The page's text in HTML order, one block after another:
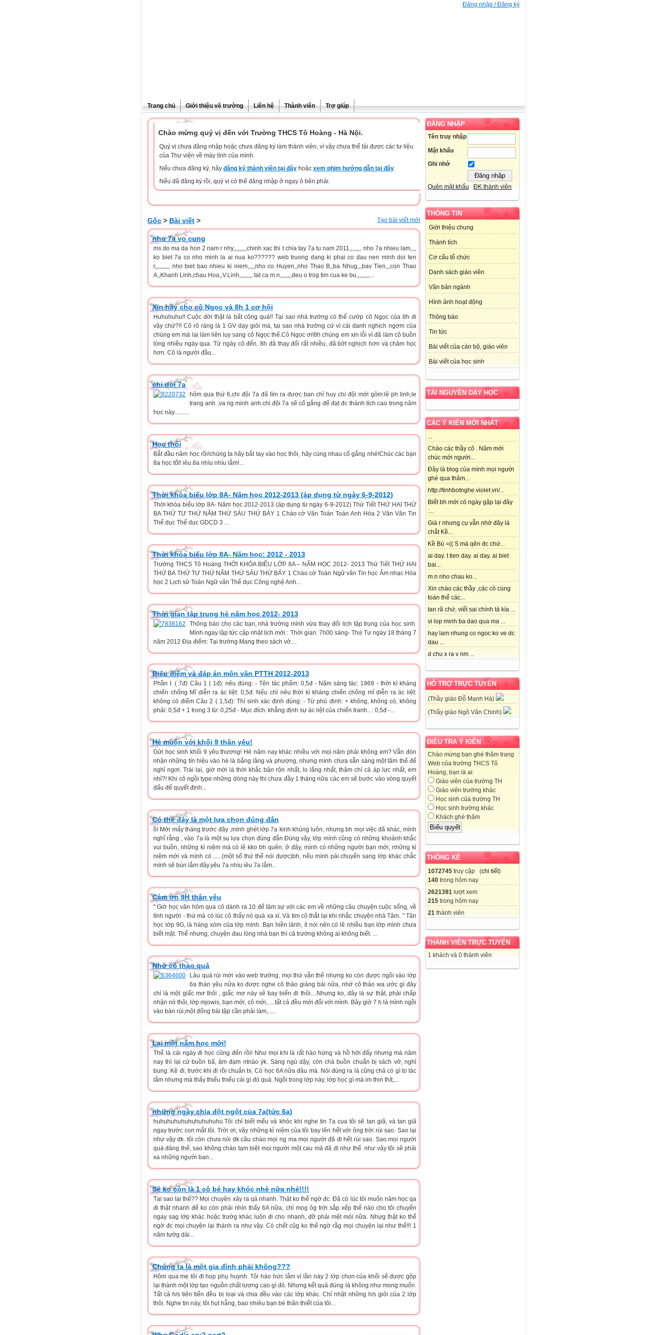
Đăng nhập / Đăng ký
Trang chủ Giới thiệu về trường Liên hệ Thành viên Trợ giúp
ĐĂNG NHẬP
Tên truy nhập
Mật khẩu
Ghi nhớ
Quên mật khẩu ĐK thành viên
THÔNG TIN
Giới thiệu chung
Thành tích
Cơ cấu tổ chức
Danh sách giáo viên
Văn bản ngành
Hình ảnh hoạt động
Thông báo
Tin tức
Bài viết của cán bộ, giáo viên
Bài viết của học sinh
TÀI NGUYÊN DẠY HỌC
CÁC Ý KIẾN MỚI NHẤT
...
Chào các thầy cô . Năm mới
chúc mới người...
Đây là blog của mình mọi người
ghé qua thăm...
http://tinhbotnghe.violet.vn/...
Biết bh mới có ngày gặp lại đây
:...
Già r nhưng cụ vẫn nhớ đây là
chắt Kề...
Kề Bù =(( S mà qên đc chứ...
ai day. t tien day. ai day. ai biet
bai...
m.n nho chau ko...
Xin chào các thầy ,các cô cùng
toàn thể các...
tan rã chứ, viết sai chính tả kìa ...
vi lop minh ba dao qua ma ...
hay lam nhung co ngoc ko ve dc
dau ...
d chu x ra v nm ...
HỖ TRỢ TRỰC TUYẾN
(Thầy giáo Đỗ Mạnh Hà)
(Thầy giáo Ngô Văn Chinh)
ĐIỀU TRA Ý KIẾN
Chào mừng bạn ghé thăm trang
Web của trường THCS Tô
Hoàng, bạn là ai:
Giáo viên của trường TH
Giáo viên trường khác
Học sinh của trường TH
Học sinh trường khác
Khách ghé thăm
THỐNG KÊ
1072745 truy cập (chi tiết)
140 trong hôm nay
2621391 lượt xem
215 trong hôm nay
21 thành viên
THÀNH VIÊN TRỰC TUYẾN
1 khách và 0 thành viên
Chào mừng quý vị đến với Trường THCS Tô Hoàng - Hà Nội.
Quý vị chưa đăng nhập hoặc chưa đăng ký làm thành viên, vì vậy chưa thể tải được các tư liệu
của Thư viện về máy tính của mình.
Nếu chưa đăng ký, hãy đăng ký thành viên tại đây hoặc xem phim hướng dẫn tại đây
Nếu đã đăng ký rồi, quý vị có thể đăng nhập ở ngay ô bên phải.
Gốc > Bài viết > Tạo bài viết mới
nho 7a vo cung
ms do ma da hon 2 nam r nhy,,,,,,,,,chinh xac thi t chia tay 7a tu nam 2011,,,,,,,, nho 7a nhieu lam,,,,
ko biet 7a co nho minh la ai nua ko?????? web truong dang ki phai co dau nen minh doi ten
r,,,,,,,,,, nho biet bao nhieu ki niem,,,,,nho co Huyen,,nho Thao B,,ba Nhug,,,bav Tien,,,con Thao
A,,Khanh Linh,chau Hoa,,V.Linh,,,,,,,,, tat ca m.n,,,,,,,,deu o trog tim cua ke bu,,,,,,,,,...
Xin hãy cho cô Ngọc và 8h 1 cơ hội
Huhuhuhu!! Cuộc đời thật là bất công quá!! Tại sao nhà trường có thể cướp cô Ngọc của 8h đi
vậy chứ?!! Cô rõ ràng là 1 GV dạy giỏi mà, tại sao nhà trường cứ vì cái danh nghịch ngợm của
chúng em mà lại làm liên lụy sang cô Ngọc thế.Cô Ngọc ơi!8h chúng em xin lỗi vì đã làm cô buồn
lòng nhiều ngày qua. Từ ngày cô đến, 8h đã thay đổi rất nhiều, đã bớt nghịch hơn và chăm học
hơn. Cô là người đầu...
chi doi 7a
hôm qua thứ 6,chi đội 7a đã tìm ra được ban chỉ huy chi đội mới gôm:lê ph linh,le
trang anh ,va ng minh anh.chi đội 7a sẽ cố gắng để đạt đc thành tích cao trong năm
học này..........
Học thôi
Bắt đầu năm học rồi!chúng ta hãy bắt tay vào học thôi, hãy cùng nhau cố gắng nhé!Chúc các bạn
8a học tốt! iêu 8a nhìu nhìu lắm!...
Thời khóa biểu lớp 8A- Năm học 2012-2013 (áp dụng từ ngày 6-9-2012)
Thời khóa biểu lớp 8A- Năm học 2012-2013 (áp dụng từ ngày 6-9-2012) Thứ Tiết THỨ HAI THỨ
BA THỨ TƯ THỨ NĂM THỨ SÁU THỨ BẢY 1 Chào cờ Văn Toán Toán Anh Hóa 2 Văn Văn Tin
Thể dục Thể dục GDCD 3 ...
Thời khóa biểu lớp 8A- Năm học: 2012 - 2013
Trường THCS Tô Hoàng THỜI KHÓA BIỂU LỚP 8A – NĂM HỌC 2012- 2013 Thứ Tiết THỨ HAI
THỨ BA THỨ TƯ THỨ NĂM THỨ SÁU THỨ BẢY 1 Chào cờ Toán Ngữ văn Tin học Âm nhạc Hóa
học 2 Lịch sử Toán Ngữ văn Thể dục Công nghệ Anh...
Thời gian tập trung hè năm học 2012- 2013
Thông báo cho các bạn, nhà trường mình vừa thay đổi lịch tập trung của học sinh.
Mình ngay lập tức cập nhật lịch mới : Thời gian: 7h00 sáng- Thứ Tư ngày 18 tháng 7
năm 2012 Địa điểm: Tại trường Mang theo sách vở....
Biểu điểm và đáp án môn văn PTTH 2012-2013
Phần I. ( 7đ) Câu 1 ( 1đ): nêu đúng: - Tên tác phẩm: 0,5đ - Năm sáng tác: 1969 - thời kì kháng
chiến chống Mĩ diễn ra ác liệt: 0,5đ. Nếu chỉ nêu thời kì kháng chiến chống mĩ diễn ra ác liệt:
không có điểm Câu 2 ( 1,5đ): Thí sinh xác định đúng: - Từ phủ định: + không, không có, không
phải: 0,5đ + 1 trong 3 từ: 0,25đ - Mục đích: khẳng định sự ác liệt của chiến tranh...: 0,5đ -...
Hè muộn với khối 9 thân yêu!
Gửi học sinh khối 9 yêu thương! Hè năm nay khác nhiều với mọi năm phải không em? Vẫn đón
nhận những tín hiệu vào hè là bằng lăng và phượng, nhưng mình chưa sẵn sàng một tâm thế để
nghỉ ngơi. Trái lại, giờ mới là thời khắc bận rộn nhất, lo lắng nhất, thậm chí cả áp lực nhất, em
nhỉ?! Khi cô ngồi type những dòng này thì chưa đầy 1 tháng nữa các em sẽ bước vào vòng quyết
đấu để quyết định...
Có thể đây là một lựa chọn đúng đắn
ồ! Mới mấy tháng trước đây ,mình ghét lớp 7a kinh khủng luôn, nhưng bh mọi việc đã khác, mình
nghĩ rằng , vào 7a là một sụ lựa chọn đúng đắn.Đúng vậy, lớp mình cũng có những khoảnh khắc
vui buồn, những kỉ niệm mà có lẽ kko bh quên, ở đây, mình có những người bạn mới, những kỉ
niệm mới và mình có ......(một số thứ thể nói được)bh, nếu mình pải chuyển sang lớp khác chắc
mình sẽ bùn lắm đây.yêu 7a nhìu iêu 7a lắm...
Cám ơn 9H thân yêu
" Giờ học văn hôm qua cô dành ra 10 để tâm sự với các em về những câu chuyện cuộc sống, về
tình người - thứ mà có lúc cô thấy nó quá xa xỉ. Và tim cô thắt lại khi nhắc chuyện nhà Tâm. " Tân
học lớp 9G, là hàng xóm của lớp mình. Bạn hiền lành, ít nói nên có lẽ nhiều bạn lớp mình chưa
biết mặt. Thế nhưng, chuyện đau lòng nhà bạn thì cả trường không ai không biết. ...
Nhớ cô thảo quá
Lâu quá rùi mới vào web trường, mọi thứ vẫn thế nhưng ko còn được ngồi vào lớp
6a thàn yêu nữa ko được nghe cô thảo giảng bài nữa, nhớ cô thảo wa ước gì đây
chỉ là một giấc mơ thôi , giấc mơ này sẽ bay biến đi thôi....Nhưng ko, đây là sự thật, phải chấp
nhận nó thôi, lớp mjowis, bạn mới, cô mới,.....tất cả đều mới đối với mình. Bây giờ 7 h là mình ngồi
vào bàn rùi,một đống bài tập cần phải làm,.....
Lại một năm học mới!
Thế là cái ngày đi học cũng đến rồi! Như mọi khi là rất hào hứng và hồ hởi đấy nhưng mà năm
nay thì lại cứ buồn bã, ảm đạm ntnào ýk. Sáng ngủ dậy, còn chả buồn chuẩn bị sách vở, nghỉ
bụng: Kệ đi, trước khi đi rồi chuẩn bị. Có học 6A nữa đâu mà. Nói đúng ra là cũng chả có gì to tác
lắm nhưng mà thấy thiếu thiếu cái gì đó quá. Ngồi trong lớp này, lớp học gì mà im thin thít,...
những ngày chia đột ngột của 7a(tức 6a)
huhuhuhuhuhuhuhuhuhu.Tôi chỉ biết mếu và khóc khi nghe tin 7a cua tôi sẽ tan giã, và tan giã
ngay trước con mắt tôi. Trời ơi, vậy những kỉ niệm của tôi bay lên hết với ông trời rùi sao. Sao lại
như vậy dk. tôi còn chưa nói dk câu chào mọi ng ma mọi người đã đi hết rùi sao. Sao mọi người
quá đáng thế, sao không chào tạm biệt mọi người một cau mà đã đi như thế. như vậy tôi sẽ phải
xa những người ban...
Sẽ ko còn là 1 cô bé hay khóc nhè nữa nhé!!!!
Tại sao lại thế?? Mọi chuyện xăy ra qá nhanh. Thật ko thể ngờ đc. Đã có lúc tôi muốn năm học qa
đi thật nhanh để ko còn phải nhìn thấy 6A nữa, chỉ mog ôg trời sắp xếp thế nào cho tôi chuyển
ngay sag lớp khác hoặc trườg khác luôn đi cho nhanh, đỡ phải mệt mỏi nữa. Nhưg thật ko thể
ngờ đc mọi chuyện lại thành ra như vậy. Có chết cũg ko thể ngờ rằg mọi chuyện lại như thế!!! 1
năm tưởg dài...
Chúng ta là một gia đình phải không???
Hôm qua mẹ tôi đi họp phụ huynh. Tôi háo hức lắm vì lần này 2 lớp chọn của khối sẽ được gộp
lại thành một lớp tạo nguồn chất lượng cao gì đó. Nhưng kết quả đúng là không như mong muốn.
Tất cả h/s tiên tiến đều bị loại và chia đều vào các lớp khác. Chỉ nhặt những h/s giỏi của 2 lớp
thôi. Nghe tin này, tôi hụt hẫng, bao nhiêu bạn bè thân thiết của tôi...